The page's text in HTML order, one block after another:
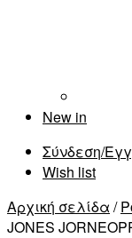
New in
Σύνδεση/
Wish list
Αρχική σελίδα /
JONES